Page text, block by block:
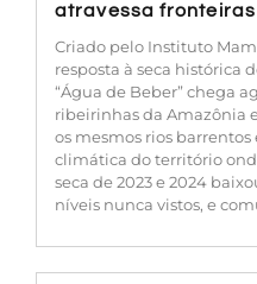
atravessa fronteiras
Criado pelo Instituto
resposta à seca histórica
“Água de Beber” chega
ribeirinhas da Amazônia
os mesmos rios
climática do território
seca de 2023 e 2024
níveis nunca vistos, e